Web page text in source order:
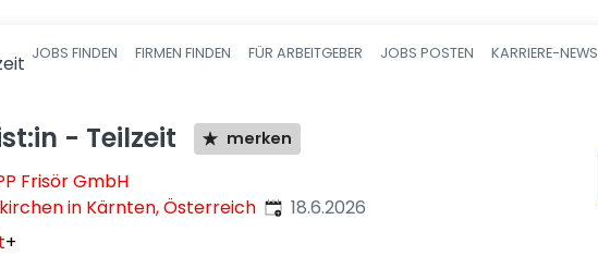
Haupt-Navigation
JOBS FINDEN FIRMEN FINDEN FÜR ARBEITGEBER JOBS POSTEN KARRIERE-NEWS
- Teilzeit merken
Frisör GmbH
in Kärnten, Österreich Veröffentlicht
18.6.2026
+